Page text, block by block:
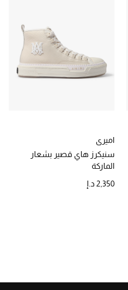
اميري
سنيكرز هاي قصير بشعار
الماركة
2,350 د.إ